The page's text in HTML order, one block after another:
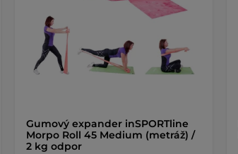
Gumový expander inSPORTline
Morpo Roll 45 Medium (metráž) /
2 kg odpor